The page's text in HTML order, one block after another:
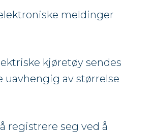
meldinger
kjøretøy sendes
av størrelse
registrere seg ved å